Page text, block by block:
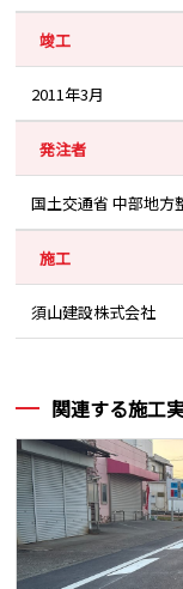
竣工
2011年3月
発注者
国土交通省 中部地方
施工
須山建設株式会社
関連する施工